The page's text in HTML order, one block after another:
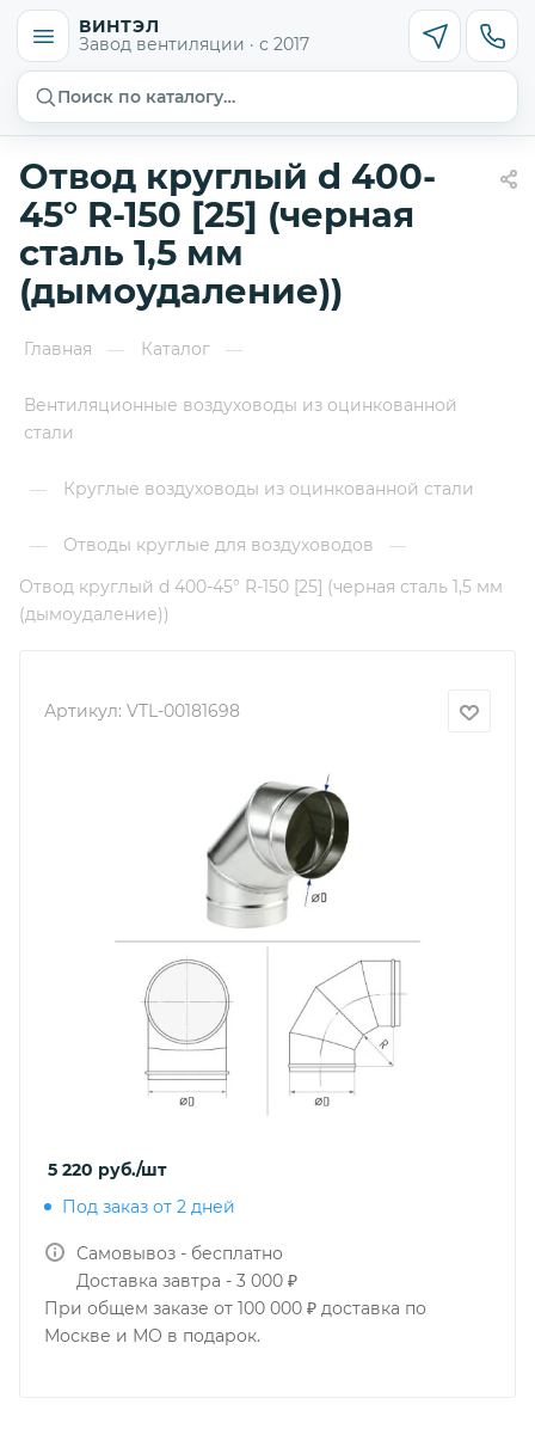
ВИНТЭЛ
Завод вентиляции · с 2017
Поиск по каталогу…
Отвод круглый d 400-
45° R-150 [25] (черная
сталь 1,5 мм
(дымоудаление))
Главная — Каталог —
Вентиляционные воздуховоды из оцинкованной
стали
— Круглые воздуховоды из оцинкованной стали
— Отводы круглые для воздуховодов
—
Отвод круглый d 400-45° R-150 [25] (черная сталь 1,5 мм
(дымоудаление))
Артикул: VTL-00181698
5 220 руб./шт
Под заказ от 2 дней
Самовывоз - бесплатно
Доставка завтра - 3 000 ₽
При общем заказе от 100 000 ₽ доставка по
Москве и МО в подарок.